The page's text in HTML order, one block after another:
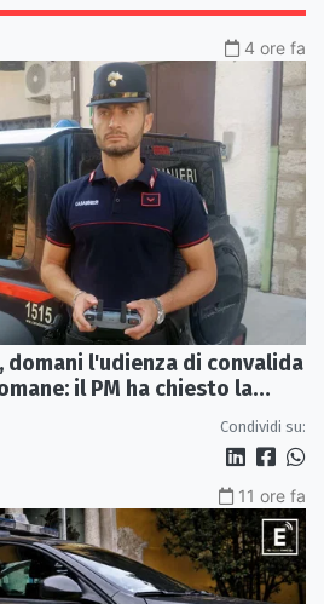
4 ore fa
domani l'udienza di convalida
il PM ha chiesto la
Condividi su:
11 ore fa